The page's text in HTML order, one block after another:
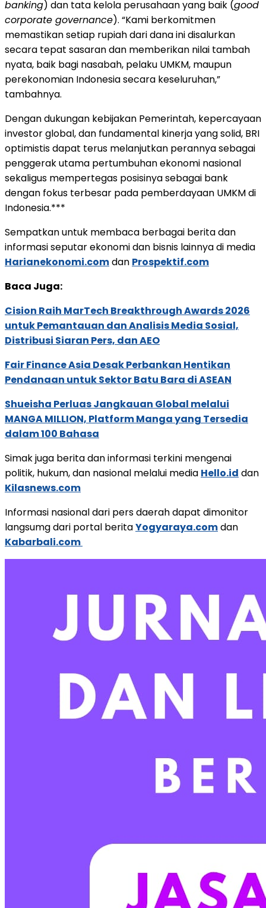
banking) dan tata kelola perusahaan yang baik (good
corporate governance). “Kami berkomitmen
memastikan setiap rupiah dari dana ini disalurkan
secara tepat sasaran dan memberikan nilai tambah
nyata, baik bagi nasabah, pelaku UMKM, maupun
perekonomian Indonesia secara keseluruhan,”
tambahnya.
Dengan dukungan kebijakan Pemerintah, kepercayaan
investor global, dan fundamental kinerja yang solid, BRI
optimistis dapat terus melanjutkan perannya sebagai
penggerak utama pertumbuhan ekonomi nasional
sekaligus mempertegas posisinya sebagai bank
dengan fokus terbesar pada pemberdayaan UMKM di
Indonesia.***
Sempatkan untuk membaca berbagai berita dan
informasi seputar ekonomi dan bisnis lainnya di media
Harianekonomi.comdan Prospektif.com
Baca Juga:
Cision Raih MarTech Breakthrough Awards 2026
untuk Pemantauan dan Analisis Media Sosial,
Distribusi Siaran Pers, dan AEO
Fair Finance Asia Desak Perbankan Hentikan
Pendanaan untuk Sektor Batu Bara di ASEAN
Shueisha Perluas Jangkauan Global melalui
MANGA MILLION, Platform Manga yang Tersedia
dalam 100 Bahasa
Simak juga berita dan informasi terkini mengenai
politik, hukum, dan nasional melalui media Hello.id dan
Kilasnews.com
Informasi nasional dari pers daerah dapat dimonitor
langsumg dari portal beritaYogyaraya.comdan
Kabarbali.com